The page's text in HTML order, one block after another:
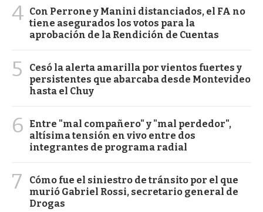
4 Con Perrone y Manini distanciados, el FA no
tiene asegurados los votos para la
aprobación de la Rendición de Cuentas
5
Cesó la alerta amarilla por vientos fuertes y
persistentes que abarcaba desde Montevideo
hasta el Chuy
6
Entre "mal compañero" y "mal perdedor",
altísima tensión en vivo entre dos
integrantes de programa radial
7
Cómo fue el siniestro de tránsito por el que
murió Gabriel Rossi, secretario general de
Drogas